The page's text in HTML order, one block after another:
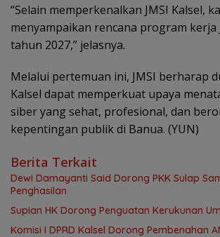
“Selain memperkenalkan JMSI Kalsel,
menyampaikan rencana program kerja
tahun 2027,” jelasnya.
Melalui pertemuan ini, JMSI berharap
Kalsel dapat memperkuat upaya
siber yang sehat, profesional, dan
kepentingan publik di Banua. (YUN)‎
Berita Terkait
Dewi Damayanti Said Dorong PKK Sulap
Penghasilan
Supian HK Dorong Penguatan Kerukunan
Komisi I DPRD Kalsel Dorong Pembenahan